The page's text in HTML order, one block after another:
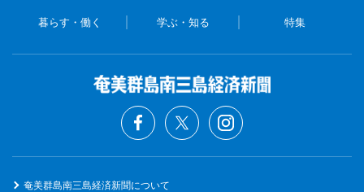
暮らす・働く 学ぶ・知る 特集
奄美群島南三島経済新聞について